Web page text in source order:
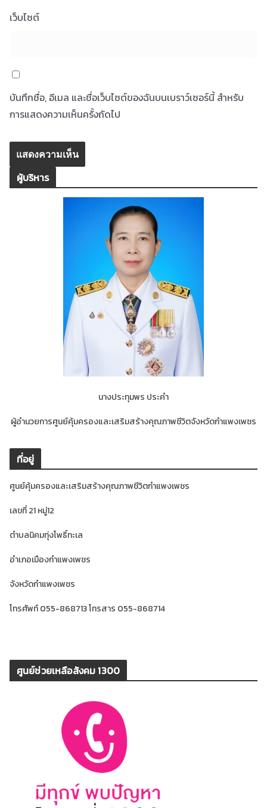
เว็บไซต์
บันทึกชื่อ, อีเมล และชื่อเว็บไซต์ของฉันบนเบราว์เซอร์นี้ สำหรับ
การแสดงความเห็นครั้งถัดไป
ผู้บริหาร
นางประทุมพร ประคำ
ผู้อำนวยการศูนย์คุ้มครองและเสริมสร้างคุณภาพชีวิตจังหวัดกำแพงเพชร
ที่อยู่
ศูนย์คุ้มครองและเสริมสร้างคุณภาพชีวิตกำแพงเพชร
เลขที่ 21 หมู่12
ตำบลนิคมทุ่งโพธิ์ทะเล
อำเภอเมืองกำแพงเพชร
จังหวัดกำแพงเพชร
โทรศัพท์ 055-868713 โทรสาร 055-868714
ศูนย์ช่วยเหลือสังคม 1300